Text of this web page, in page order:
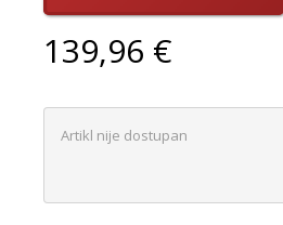
139,96 €
Artikl nije dostupan